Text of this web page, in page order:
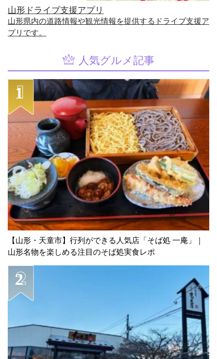
山形ドライブ支援アプリ
山形県内の道路情報や観光情報を提供するドライブ支援ア
プリです。
人気グルメ記事
【山形・天童市】行列ができる人気店「そば処 一庵」｜
山形名物を楽しめる注目のそば処実食レポ